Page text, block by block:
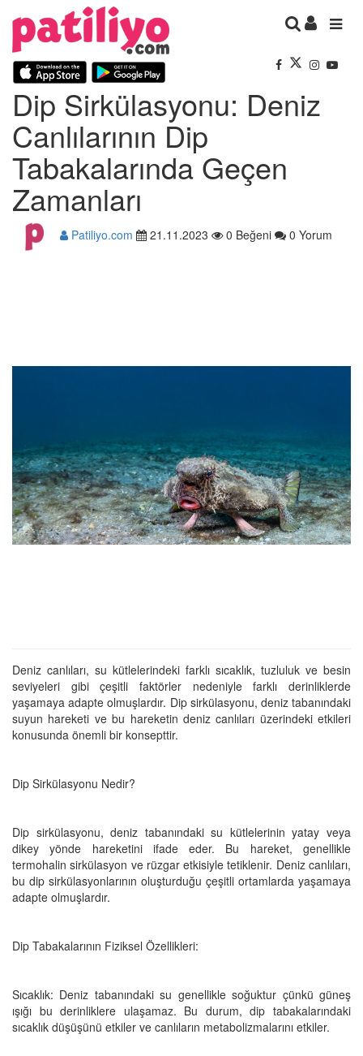
Dip Sirkülasyonu: Deniz
Canlılarının Dip
Tabakalarında Geçen
Zamanları
Patiliyo.com 21.11.2023 0 Beğeni 0 Yorum
Deniz canlıları, su kütlelerindeki farklı sıcaklık, tuzluluk ve besin
seviyeleri gibi çeşitli faktörler nedeniyle farklı derinliklerde
yaşamaya adapte olmuşlardır. Dip sirkülasyonu, deniz tabanındaki
suyun hareketi ve bu hareketin deniz canlıları üzerindeki etkileri
konusunda önemli bir konsepttir.
Dip Sirkülasyonu Nedir?
Dip sirkülasyonu, deniz tabanındaki su kütlelerinin yatay veya
dikey yönde hareketini ifade eder. Bu hareket, genellikle
termohalin sirkülasyon ve rüzgar etkisiyle tetiklenir. Deniz canlıları,
bu dip sirkülasyonlarının oluşturduğu çeşitli ortamlarda yaşamaya
adapte olmuşlardır.
Dip Tabakalarının Fiziksel Özellikleri:
Sıcaklık: Deniz tabanındaki su genellikle soğuktur çünkü güneş
ışığı bu derinliklere ulaşamaz. Bu durum, dip tabakalarındaki
sıcaklık düşüşünü etkiler ve canlıların metabolizmalarını etkiler.